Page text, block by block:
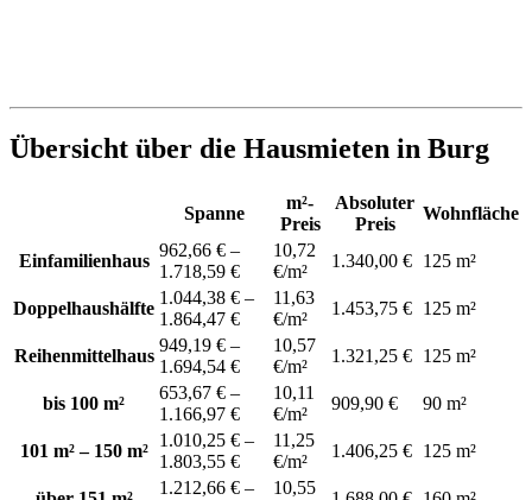
Übersicht über die Hausmieten in Burg
Spanne
m²-
Preis
Absoluter
Preis
Wohnfläche
Einfamilienhaus
962,66 € –
1.718,59 €
10,72
€/m²
1.340,00 € 125 m²
Doppelhaushälfte
1.044,38 € –
1.864,47 €
11,63
€/m²
1.453,75 € 125 m²
Reihenmittelhaus
949,19 € –
1.694,54 €
10,57
€/m²
1.321,25 € 125 m²
bis 100 m²
653,67 € –
1.166,97 €
10,11
€/m²
909,90 € 90 m²
101 m² – 150 m²
1.010,25 € –
1.803,55 €
11,25
€/m²
1.406,25 € 125 m²
1.212,66 € –
10,55